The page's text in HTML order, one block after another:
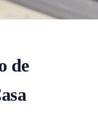
de